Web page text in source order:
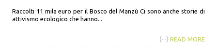
Raccolti 11 mila euro per il Bosco del Manzù Ci sono anche storie di
attivismo ecologico che hanno...
{···} READ MORE